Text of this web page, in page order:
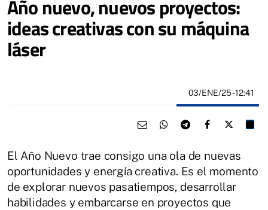
Año nuevo, nuevos proyectos:
ideas creativas con su máquina
láser
03/ENE/25- 12:41
El Año Nuevo trae consigo una ola de nuevas
oportunidades y energía creativa. Es el momento
de explorar nuevos pasatiempos, desarrollar
habilidades y embarcarse en proyectos que